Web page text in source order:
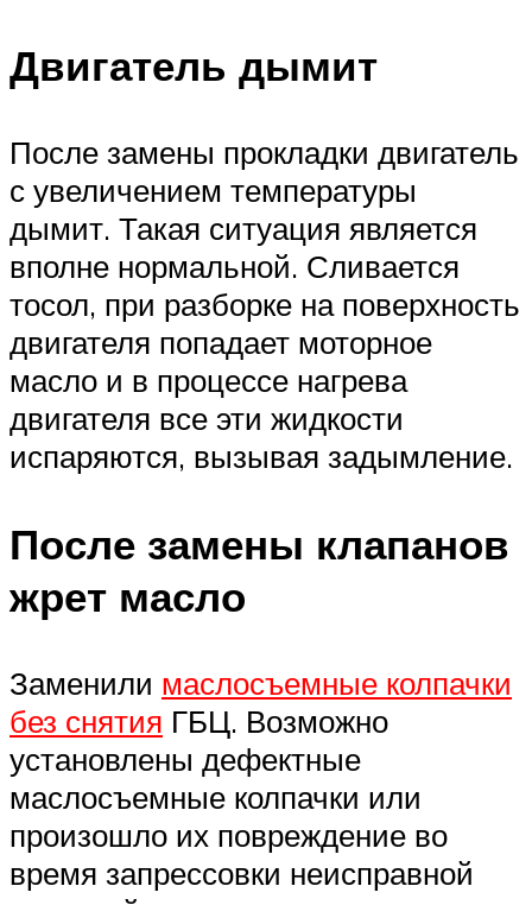
Двигатель дымит
После замены прокладки двигатель
с увеличением температуры
дымит. Такая ситуация является
вполне нормальной. Сливается
тосол, при разборке на поверхность
двигателя попадает моторное
масло и в процессе нагрева
двигателя все эти жидкости
испаряются, вызывая задымление.
После замены клапанов
жрет масло
Заменили маслосъемные колпачки
без снятия ГБЦ. Возможно
установлены дефектные
маслосъемные колпачки или
произошло их повреждение во
время запрессовки неисправной